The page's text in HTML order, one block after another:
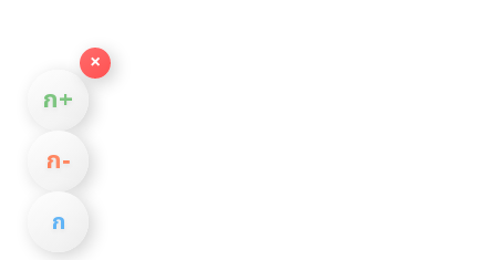
×
ก+
ก−
ก